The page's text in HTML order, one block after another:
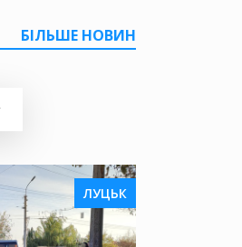
БІЛЬШЕ НОВИН
ЛУЦЬК